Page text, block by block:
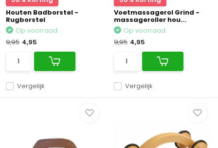
Houten Badborstel -
Rugborstel
Vergelijk
Op voorraad
9,95 4,95
Voetmassagerol Grind -
massageroller hou...
Vergelijk
Op voorraad
9,95 4,95